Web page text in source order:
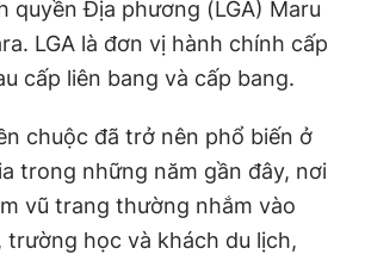
trên điện thoại
quyền Địa phương (LGA) Maru
LGA là đơn vị hành chính cấp
cấp liên bang và cấp bang.
chuộc đã trở nên phổ biến ở
trong những năm gần đây, nơi
vũ trang thường nhắm vào
trường học và khách du lịch,